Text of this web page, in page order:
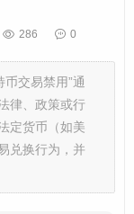
286 0
交易禁用”通
律、政策或行
定货币（如美
兑换行为，并